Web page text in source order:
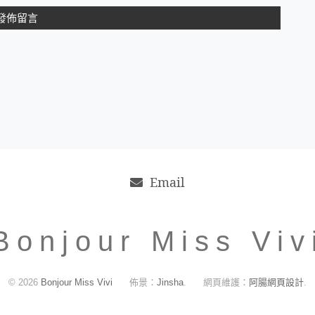
Email
Miss
© 2026 Bonjour Miss Vivi 佈景： Jinsha. 網頁維護： 阿腸網頁設計.